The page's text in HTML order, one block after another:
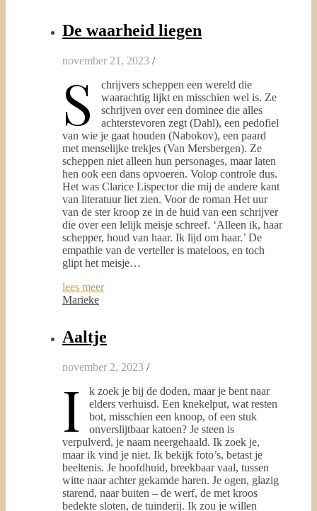
De waarheid liegen
november 21, 2023 /
S
chrijvers scheppen een wereld die
waarachtig lijkt en misschien wel is. Ze
schrijven over een dominee die alles
achterstevoren zegt (Dahl), een pedofiel
van wie je gaat houden (Nabokov), een paard
met menselijke trekjes (Van Mersbergen). Ze
scheppen niet alleen hun personages, maar laten
hen ook een dans opvoeren. Volop controle dus.
Het was Clarice Lispector die mij de andere kant
van literatuur liet zien. Voor de roman Het uur
van de ster kroop ze in de huid van een schrijver
die over een lelijk meisje schreef. ‘Alleen ik, haar
schepper, houd van haar. Ik lijd om haar.’ De
empathie van de verteller is mateloos, en toch
glipt het meisje…
lees meer
Marieke
Aaltje
november 2, 2023 /
I
k zoek je bij de doden, maar je bent naar
elders verhuisd. Een knekelput, wat resten
bot, misschien een knoop, of een stuk
onverslijtbaar katoen? Je steen is
verpulverd, je naam neergehaald. Ik zoek je,
maar ik vind je niet. Ik bekijk foto’s, betast je
beeltenis. Je hoofdhuid, breekbaar vaal, tussen
witte naar achter gekamde haren. Je ogen, glazig
starend, naar buiten – de werf, de met kroos
bedekte sloten, de tuinderij. Ik zou je willen